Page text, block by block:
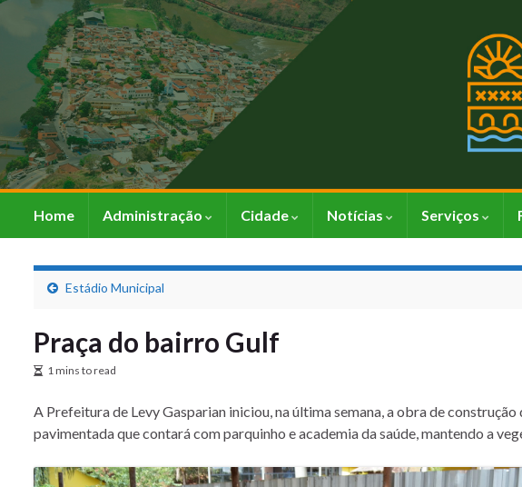
Home Administração Cidade Notícias Serviços
Estádio Municipal
Praça do bairro Gulf
1 mins to read
A Prefeitura de Levy Gasparian iniciou, na última semana, a obra de
pavimentada que contará com parquinho e academia da saúde, mantendo a